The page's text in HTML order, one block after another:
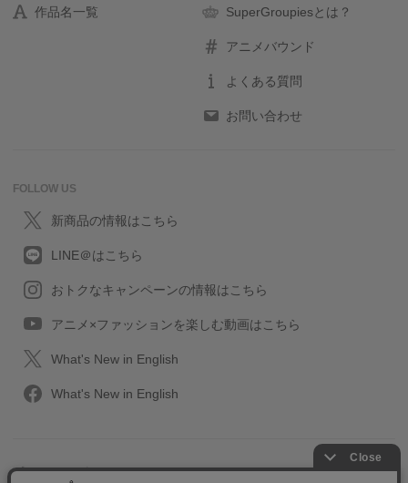
作品名一覧 SuperGroupiesとは？
アニメバウンド
よくある質問
お問い合わせ
FOLLOW US
新商品の情報はこちら
LINE＠はこちら
おトクなキャンペーンの情報はこちら
アニメ×ファッションを楽しむ動画はこちら
What's New in English
What's New in English
プライバシーポリシー